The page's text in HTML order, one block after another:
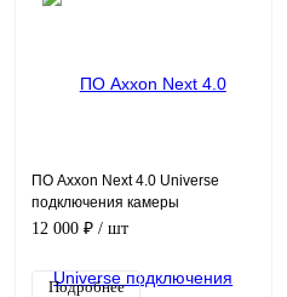
ПО Axxon Next 4.0 Universe
подключения камеры
Программное обеспечение
12 000 ₽ / шт
Подробнее